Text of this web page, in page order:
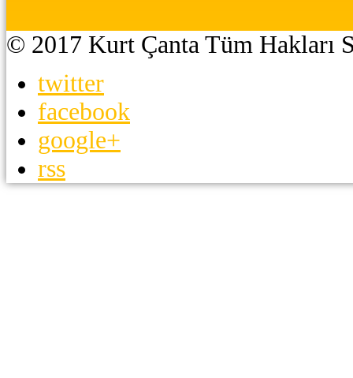
© 2017 Kurt Çanta Tüm Hakları
twitter
facebook
google+
rss